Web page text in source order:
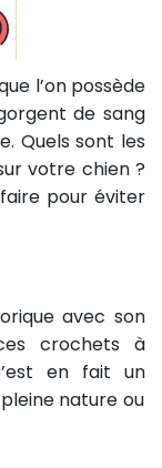
Twitter
sur Pinterest
l’on possède
de sang
Quels sont les
votre chien ?
pour éviter
avec son
crochets à
en fait un
nature ou